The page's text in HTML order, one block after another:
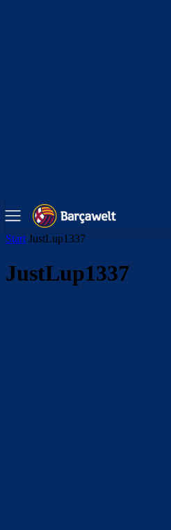
Start JustLup1337
JustLup1337